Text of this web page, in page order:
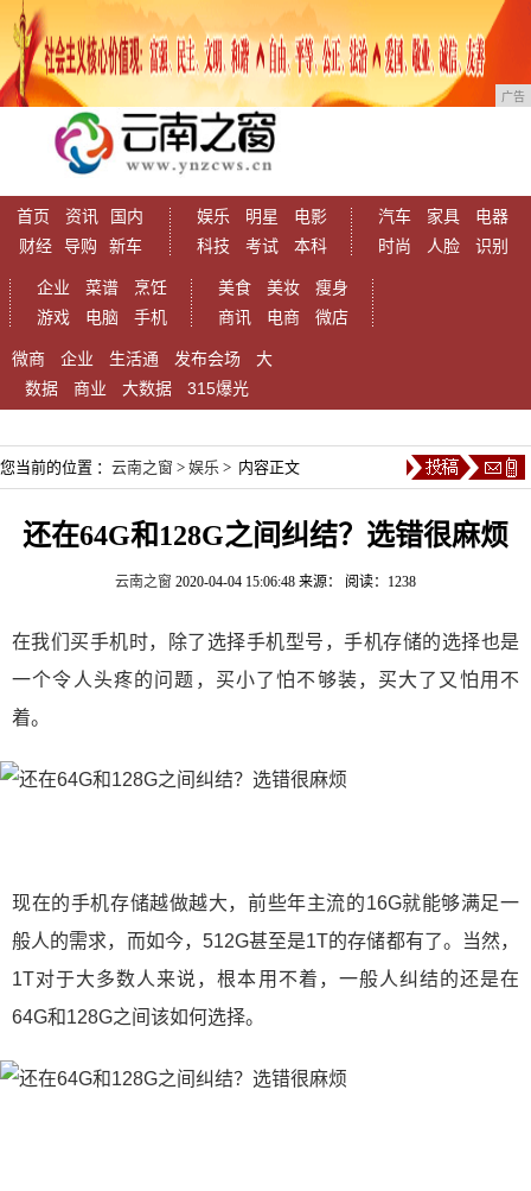
广告
首页 资讯
国内
财经
导购 新车
娱乐 明星
电影
科技
考试 本科
汽车 家具
电器
时尚
人脸 识别
企业 菜谱
烹饪
游戏
电脑 手机
美食 美妆
瘦身
商讯
电商 微店
微商 企业 生活通 发布会场
大
数据
商业 大数据 315爆光
您当前的位置 ： 云南之窗 > 娱乐 > 内容正文
还在64G和128G之间纠结？选错很麻烦
云南之窗 2020-04-04 15:06:48 来源： 阅读：1238
在我们买手机时，除了选择手机型号，手机存储的选择也是
一个令人头疼的问题，买小了怕不够装，买大了又怕用不
着。
现在的手机存储越做越大，前些年主流的16G就能够满足一
般人的需求，而如今，512G甚至是1T的存储都有了。当然，
1T对于大多数人来说，根本用不着，一般人纠结的还是在
64G和128G之间该如何选择。